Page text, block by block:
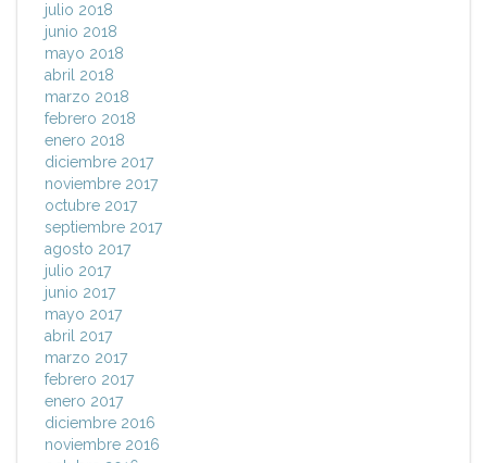
julio 2018
junio 2018
mayo 2018
abril 2018
marzo 2018
febrero 2018
enero 2018
diciembre 2017
noviembre 2017
octubre 2017
septiembre 2017
agosto 2017
julio 2017
junio 2017
mayo 2017
abril 2017
marzo 2017
febrero 2017
enero 2017
diciembre 2016
noviembre 2016